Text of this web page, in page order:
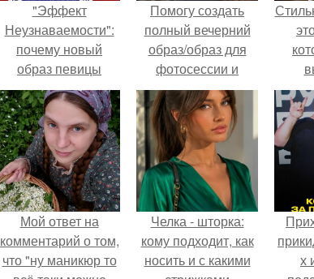
"Эффект
Неузнаваемости":
почему новый
образ певицы
вызвал споры о
гранях
возможного?
Помогу создать
полный вечерний
образ/образ для
фотосессии и
другого
мерпориятия
(макияж, вечерние
прически, укладки.
Мой ответ на
комментарий о том,
что "ну маникюр то
Челка - шторка:
кому подходит, как
носить и с какими
х